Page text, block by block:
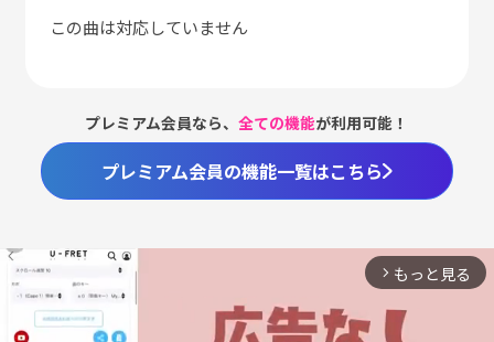
この曲は対応していません
プレミアム会員なら、全ての機能が利用可能！
プレミアム会員の機能一覧はこちら
arrow_forward_ios もっと見る